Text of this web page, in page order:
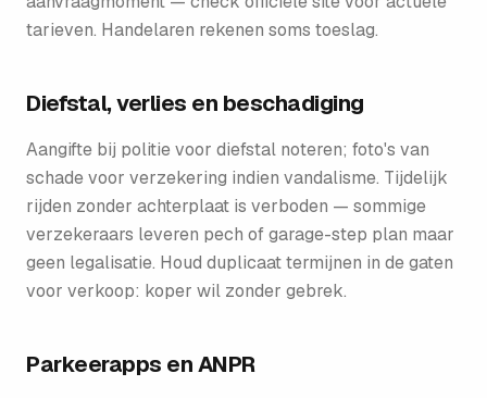
tarieven. Handelaren rekenen soms toeslag.
Diefstal, verlies en beschadiging
Aangifte bij politie voor diefstal noteren; foto's van
schade voor verzekering indien vandalisme. Tijdelijk
rijden zonder achterplaat is verboden — sommige
verzekeraars leveren pech of garage-step plan maar
geen legalisatie. Houd duplicaat termijnen in de gaten
voor verkoop: koper wil zonder gebrek.
Parkeerapps en ANPR